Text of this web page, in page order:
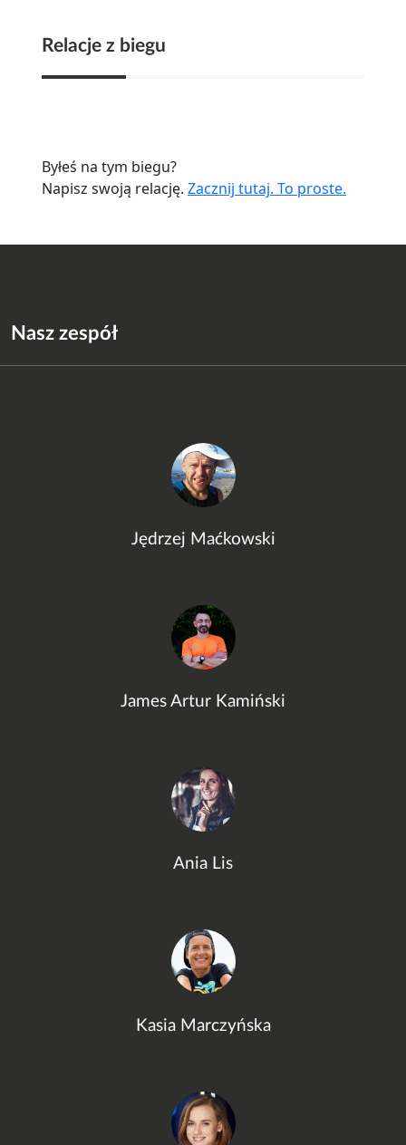
Relacje z biegu
Byłeś na tym biegu?
Napisz swoją relację. Zacznij tutaj. To proste.
Nasz zespół
Jędrzej Maćkowski
James Artur Kamiński
Ania Lis
Kasia Marczyńska